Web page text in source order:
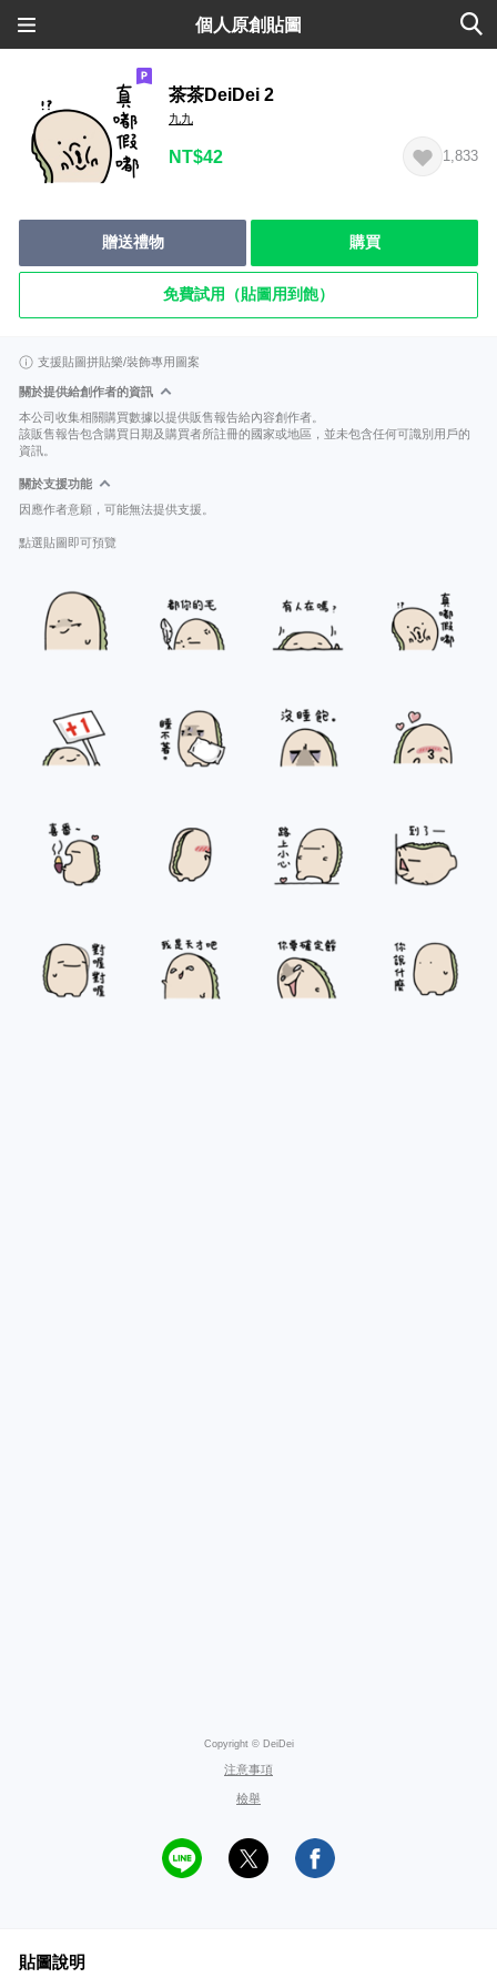
個人原創貼圖
茶茶DeiDei 2
九九
NT$42 1,833
贈送禮物 購買
免費試用（貼圖用到飽）
支援貼圖拼貼樂/裝飾專用圖案
關於提供給創作者的資訊
本公司收集相關購買數據以提供販售報告給內容創作者。
該販售報告包含購買日期及購買者所註冊的國家或地區，並未包含任何可識別用戶的
資訊。
關於支援功能
因應作者意願，可能無法提供支援。
點選貼圖即可預覽
Copyright © DeiDei
注意事項
檢舉
貼圖說明